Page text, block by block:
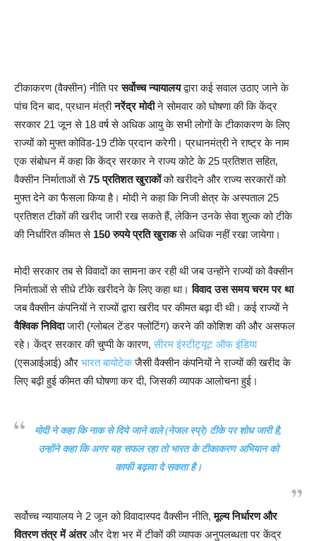
टीकाकरण (वैक्सीन) नीति परसर्वोच्च न्यायालयद्वारा कई सवाल उठाए जाने के
पांच दिन बाद, प्रधान मंत्रीनरेंद्र मोदीने सोमवार को घोषणा की कि केंद्र
सरकार 21 जून से 18 वर्ष से अधिक आयु के सभी लोगों के टीकाकरण के लिए
राज्यों को मुफ्त कोविड-19 टीके प्रदान करेगी। प्रधानमंत्री ने राष्ट्र के नाम
एक संबोधन में कहा कि केंद्र सरकार ने राज्य कोटे के 25 प्रतिशत सहित,
वैक्सीन निर्माताओं से75 प्रतिशत खुराकोंको खरीदने और राज्य सरकारों को
मुफ्त देने का फैसला किया है। मोदी ने कहा कि निजी क्षेत्र के अस्पताल 25
प्रतिशत टीकों की खरीद जारी रख सकते हैं, लेकिन उनके सेवा शुल्क को टीके
की निर्धारित कीमत से 150 रुपये प्रति खुराकसे अधिक नहीं रखा जायेगा।
मोदी सरकार तब से विवादों का सामना कर रही थी जब उन्होंने राज्यों को वैक्सीन
निर्माताओं से सीधे टीके खरीदने के लिए कहा था।विवाद उस समय चरम पर था
जब वैक्सीन कंपनियों ने राज्यों द्वारा खरीद पर कीमत बढ़ा दी थी। कई राज्यों ने
वैश्विक निविदाजारी (ग्लोबल टेंडर फ्लोटिंग) करने की कोशिश की और असफल
रहे। केंद्र सरकार की चुप्पी के कारण,सीरम इंस्टीट्यूट ऑफ इंडिया
(एसआईआई) और भारत बायोटेकजैसी वैक्सीन कंपनियों ने राज्यों की खरीद के
लिए बढ़ी हुई कीमत की घोषणा कर दी, जिसकी व्यापक आलोचना हुई।
मोदी ने कहा कि नाक से दिये जाने वाले (नेजल स्प्रे) टीके पर शोध जारी है,
उन्होंने कहा कि अगर यह सफल रहा तो भारत के टीकाकरण अभियान को
काफी बढ़ावा दे सकता है।
सर्वोच्च न्यायालय ने 2 जून को विवादास्पद वैक्सीन नीति,मूल्य निर्धारण और
वितरण तंत्र में अंतरऔर देश भर में टीकों की व्यापक अनुपलब्धता पर केंद्र